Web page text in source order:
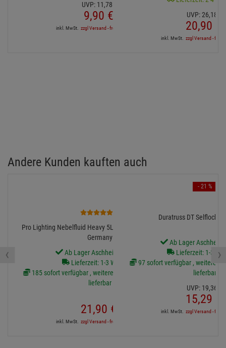
UVP: 11,78
9,90 €
inkl. MwSt. zzgl Versand - frei ab 90,-€ in DE
UVP:26,18
20,90
inkl. MwSt. zzgl Versand - frei
Andere Kunden kauften auch
Pro Lighting Nebelfluid Heavy 5L, Qualitätsfluid Made in
Germany
Ab Lager Aschheim lieferbar
Lieferzeit: 1-3 Werktage
185 sofort verfügbar , weitere Artikel ab Zentrallager
lieferbar
21,90 €
inkl. MwSt. zzgl Versand - frei ab 90,-€ in DE
Duratruss DT Selflock
Ab Lager
Lieferzeit: 1-3
97 sofort verfügbar , weitere
lieferbar
UVP: 19,36
15,29
inkl. MwSt. zzgl Versand - frei
- 21 %
‹ ›